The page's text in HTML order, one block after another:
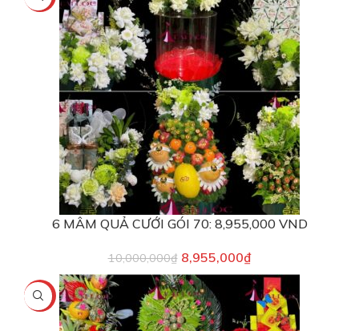
6 MÂM QUẢ CƯỚI GÓI 70: 8,955,000 VND
10,000,000₫ 8,955,000₫
-18%